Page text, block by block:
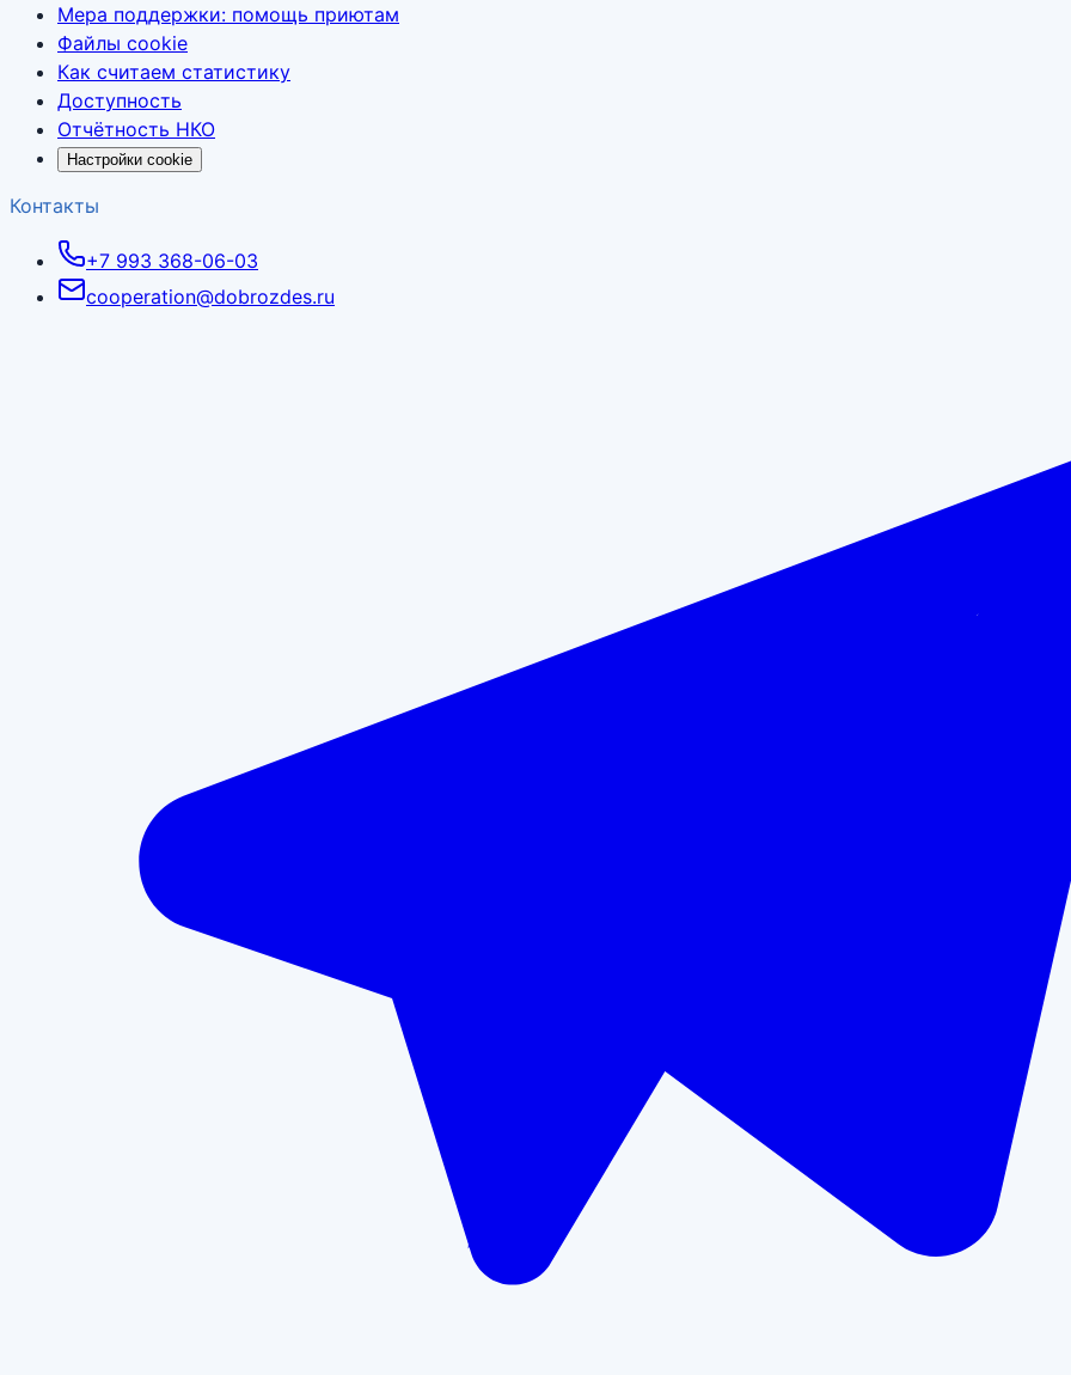
Мера поддержки: помощь приютам
Файлы cookie
Как считаем статистику
Доступность
Отчётность НКО
Настройки cookie
Контакты
+7 993 368-06-03
cooperation@dobrozdes.ru